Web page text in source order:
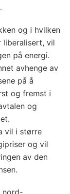
og i hvilken
liberalisert, vil
på energi.
avhenge av
på å
og fremst i
og
vil i større
og vil
av den
nord-